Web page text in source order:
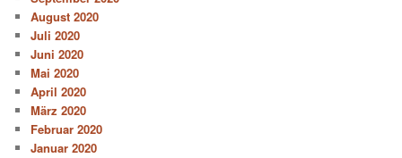
August 2020
Juli 2020
Juni 2020
Mai 2020
April 2020
März 2020
Februar 2020
Januar 2020